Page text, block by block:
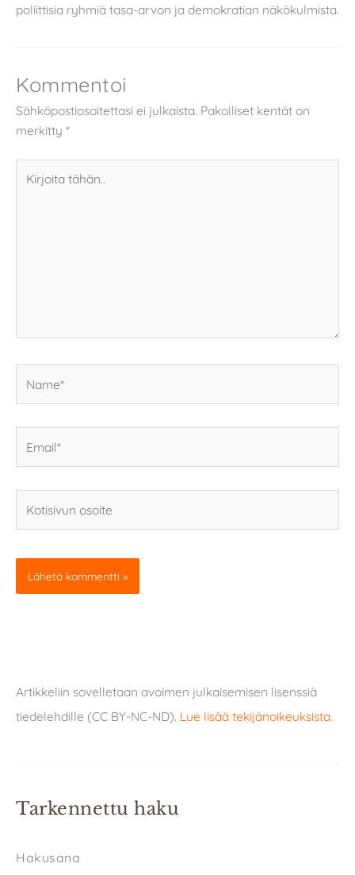
poliittisia ryhmiä tasa-arvon ja demokratian näkökulmista.
Kommentoi
Sähköpostiosoitettasi ei julkaista. Pakolliset kentät on
merkitty *
tähän..
osoite
Artikkeliin sovelletaan avoimen julkaisemisen lisenssiä
tiedelehdille (CC BY-NC-ND). Lue lisää tekijänoikeuksista.
Tarkennettu haku
Hakusana